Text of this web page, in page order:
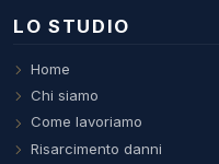
LO STUDIO
Home
Chi siamo
Come lavoriamo
Risarcimento danni